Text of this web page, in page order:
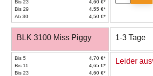
Bis 23
4,60 €*
Bis 29
4,55 €*
Ab 30
4,50 €*
BLK 3100 Miss Piggy 1-3 Tage
Bis 5
4,70 €*
Bis 11
4,65 €*
Bis 23
4,60 €*
Leider